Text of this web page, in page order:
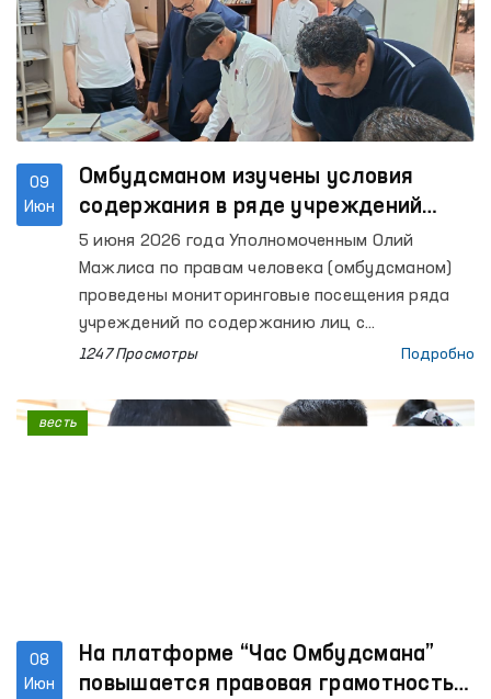
09
Июн
Омбудсманом изучены условия
содержания в ряде учреждений
Ферганской области
5 июня 2026 года Уполномоченным Олий
Мажлиса по правам человека (омбудсманом)
проведены мониторинговые посещения ряда
учреждений по содержанию лиц с
ограниченной свободой передвижения в
1247 Просмотры Подробно
08
Июн
На платформе “Час Омбудсмана”
повышается правовая грамотность
весть